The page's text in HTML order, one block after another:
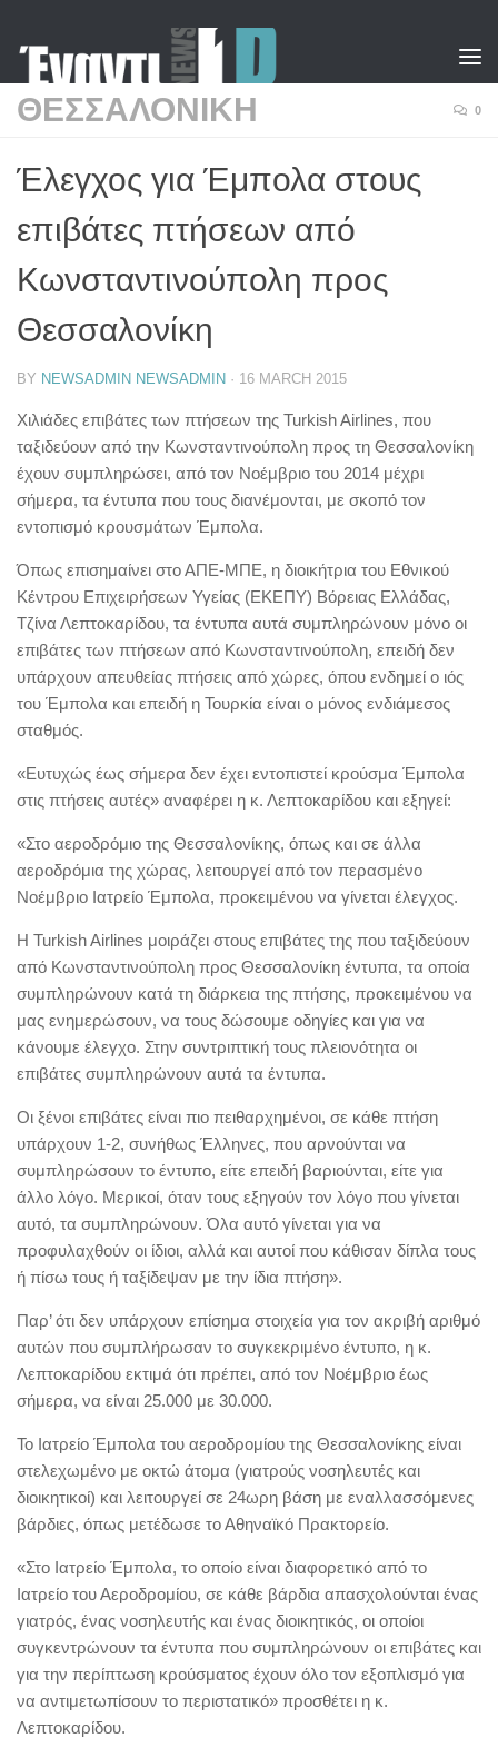
ΘΕΣΣΑΛΟΝΙΚΗ 0
Έλεγχος για Έμπολα στους
επιβάτες πτήσεων από
Κωνσταντινούπολη προς
Θεσσαλονίκη
BY NEWSADMIN NEWSADMIN · 16 MARCH 2015
Χιλιάδες επιβάτες των πτήσεων της Turkish Airlines, που
ταξιδεύουν από την Κωνσταντινούπολη προς τη Θεσσαλονίκη
έχουν συμπληρώσει, από τον Νοέμβριο του 2014 μέχρι
σήμερα, τα έντυπα που τους διανέμονται, με σκοπό τον
εντοπισμό κρουσμάτων Έμπολα.
Όπως επισημαίνει στο ΑΠΕ-ΜΠΕ, η διοικήτρια του Εθνικού
Κέντρου Επιχειρήσεων Υγείας (ΕΚΕΠΥ) Βόρειας Ελλάδας,
Τζίνα Λεπτοκαρίδου, τα έντυπα αυτά συμπληρώνουν μόνο οι
επιβάτες των πτήσεων από Κωνσταντινούπολη, επειδή δεν
υπάρχουν απευθείας πτήσεις από χώρες, όπου ενδημεί ο ιός
του Έμπολα και επειδή η Τουρκία είναι ο μόνος ενδιάμεσος
σταθμός.
«Ευτυχώς έως σήμερα δεν έχει εντοπιστεί κρούσμα Έμπολα
στις πτήσεις αυτές» αναφέρει η κ. Λεπτοκαρίδου και εξηγεί:
«Στο αεροδρόμιο της Θεσσαλονίκης, όπως και σε άλλα
αεροδρόμια της χώρας, λειτουργεί από τον περασμένο
Νοέμβριο Ιατρείο Έμπολα, προκειμένου να γίνεται έλεγχος.
Η Turkish Airlines μοιράζει στους επιβάτες της που ταξιδεύουν
από Κωνσταντινούπολη προς Θεσσαλονίκη έντυπα, τα οποία
συμπληρώνουν κατά τη διάρκεια της πτήσης, προκειμένου να
μας ενημερώσουν, να τους δώσουμε οδηγίες και για να
κάνουμε έλεγχο. Στην συντριπτική τους πλειονότητα οι
επιβάτες συμπληρώνουν αυτά τα έντυπα.
Οι ξένοι επιβάτες είναι πιο πειθαρχημένοι, σε κάθε πτήση
υπάρχουν 1-2, συνήθως Έλληνες, που αρνούνται να
συμπληρώσουν το έντυπο, είτε επειδή βαριούνται, είτε για
άλλο λόγο. Μερικοί, όταν τους εξηγούν τον λόγο που γίνεται
αυτό, τα συμπληρώνουν. Όλα αυτό γίνεται για να
προφυλαχθούν οι ίδιοι, αλλά και αυτοί που κάθισαν δίπλα τους
ή πίσω τους ή ταξίδεψαν με την ίδια πτήση».
Παρ’ ότι δεν υπάρχουν επίσημα στοιχεία για τον ακριβή αριθμό
αυτών που συμπλήρωσαν το συγκεκριμένο έντυπο, η κ.
Λεπτοκαρίδου εκτιμά ότι πρέπει, από τον Νοέμβριο έως
σήμερα, να είναι 25.000 με 30.000.
Το Ιατρείο Έμπολα του αεροδρομίου της Θεσσαλονίκης είναι
στελεχωμένο με οκτώ άτομα (γιατρούς νοσηλευτές και
διοικητικοί) και λειτουργεί σε 24ωρη βάση με εναλλασσόμενες
βάρδιες, όπως μετέδωσε το Αθηναϊκό Πρακτορείο.
«Στο Ιατρείο Έμπολα, το οποίο είναι διαφορετικό από το
Ιατρείο του Αεροδρομίου, σε κάθε βάρδια απασχολούνται ένας
γιατρός, ένας νοσηλευτής και ένας διοικητικός, οι οποίοι
συγκεντρώνουν τα έντυπα που συμπληρώνουν οι επιβάτες και
για την περίπτωση κρούσματος έχουν όλο τον εξοπλισμό για
να αντιμετωπίσουν το περιστατικό» προσθέτει η κ.
Λεπτοκαρίδου.